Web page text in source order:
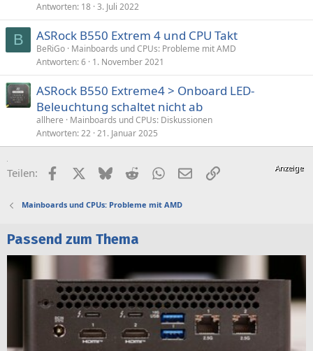
Antworten 18 3. Juli 2022
B ASRock B550 Extrem 4 und CPU Takt
BeRiGo Mainboards und CPUs: Probleme mit AMD
Antworten 6 1. November 2021
ASRock B550 Extreme4 > Onboard LED-
Beleuchtung schaltet nicht ab
allhere
Mainboards und CPUs: Diskussionen
Antworten 22 21. Januar 2025
Teilen: FacebookX (Twitter)
BlueskyRedditWhatsApp
E-MailLink
Mainboards und CPUs: Probleme mit AMD
Passend zum Thema